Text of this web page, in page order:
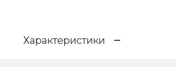
Характеристики